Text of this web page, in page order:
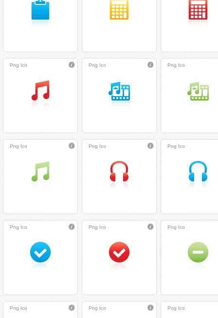
Png Ico Png Ico Png Ico
Png Ico Png Ico Png Ico
Png Ico Png Ico Png Ico
Png Ico Png Ico Png Ico